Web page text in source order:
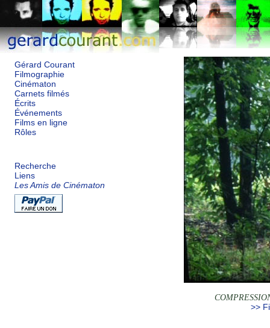
Gérard Courant
Filmographie
Cinématon
Carnets filmés
Écrits
Événements
Films en ligne
Rôles
Recherche
Liens
Les Amis de Cinématon
>>